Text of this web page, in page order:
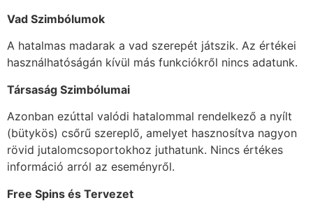
Vad Szimbólumok
A hatalmas madarak a vad szerepét játszik. Az értékei
használhatóságán kívül más funkciókről nincs adatunk.
Társaság Szimbólumai
Azonban ezúttal valódi hatalommal rendelkező a nyílt
(bütykös) csőrű szereplő, amelyet hasznosítva nagyon
rövid jutalomcsoportokhoz juthatunk. Nincs értékes
információ arról az eseményről.
Free Spins és Tervezet